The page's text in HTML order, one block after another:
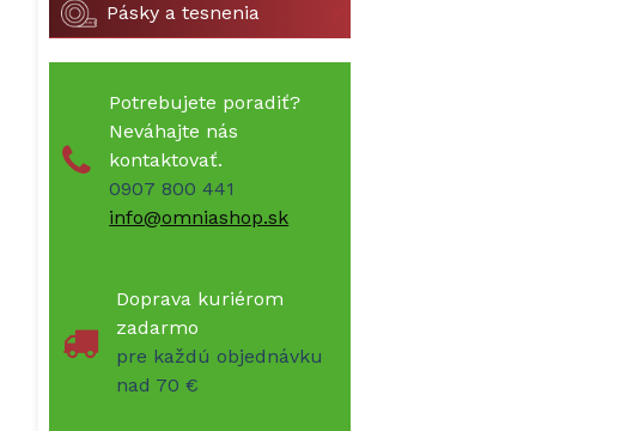
Pásky a tesnenia
Potrebujete poradiť?
Neváhajte nás
kontaktovať.
0907 800 441
info@omniashop.sk
Doprava kuriérom
zadarmo
pre každú objednávku
nad 70 €